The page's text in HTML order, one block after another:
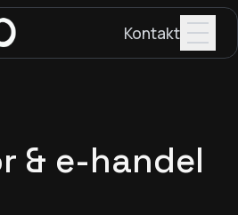
Kontakt
& e-handel